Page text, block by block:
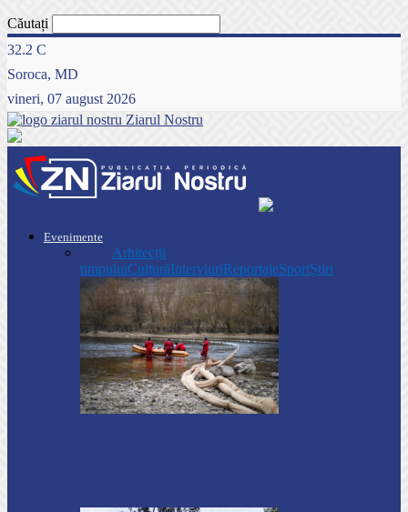
Căutați
32.2 C
Soroca, MD
vineri, 07 august 2026
Ziarul Nostru
Evenimente
Arhitecții
timpuluiCulturăInterviuriReportajeSportȘtiri